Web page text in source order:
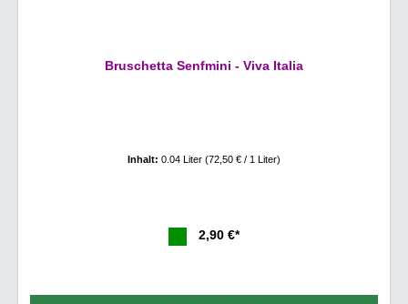
Bruschetta Senfmini - Viva Italia
Inhalt: 0.04 Liter (72,50 € / 1 Liter)
2,90 €*